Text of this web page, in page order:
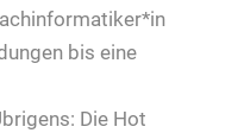
bis eine
Die Hot